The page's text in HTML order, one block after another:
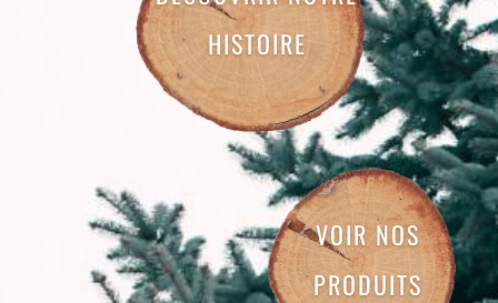
HISTOIRE
VOIR NOS
PRODUITS